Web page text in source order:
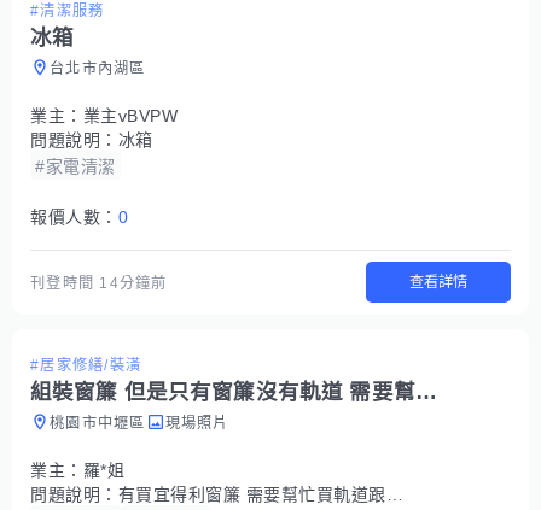
#清潔服務
冰箱
台北市內湖區
業主： 業主vBVPW
問題說明： 冰箱
#家電清潔
報價人數： 0
刊登時間 14分鐘前 查看詳情
#居家修繕/裝潢
組裝窗簾 但是只有窗簾沒有軌道 需要幫忙買軌道然後組裝
桃園市中壢區 現場照片
業主： 羅*姐
問題說明： 有買宜得利窗簾 需要幫忙買軌道跟安裝